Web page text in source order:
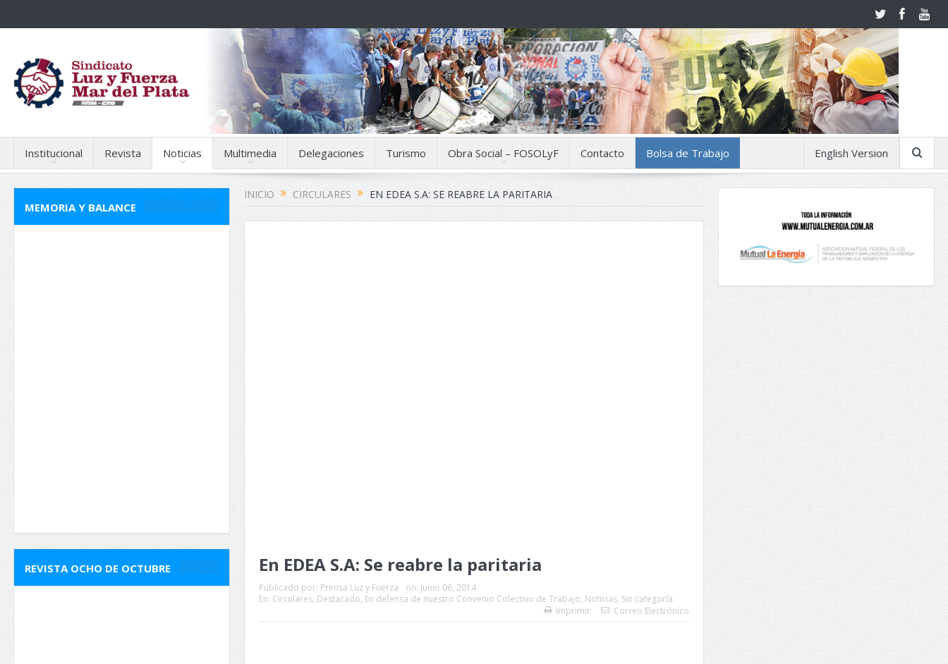
Institucional Revista Noticias Multimedia Delegaciones Turismo Obra Social – FOSOLyF Contacto Bolsa de Trabajo English Version
INICIO CIRCULARES EN EDEA S.A: SE REABRE LA PARITARIA
En EDEA S.A: Se reabre la paritaria
Publicado por: Prensa Luz y Fuerza on: junio 06, 2014
En: Circulares, Destacado, En defensa de nuestro Convenio Colectivo de Trabajo, Noticias, Sin categoría
Imprimir
Correo Electrónico
MEMORIA Y BALANCE
REVISTA OCHO DE OCTUBRE